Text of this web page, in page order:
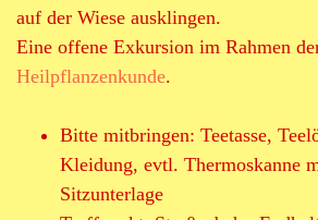
i
c
auf der Wiese ausklingen.
Eine offene Exkursion im Rahmen
Heilpflanzenkunde.
Bitte mitbringen: Teetasse,
Kleidung, evtl. Thermoskanne
Sitzunterlage